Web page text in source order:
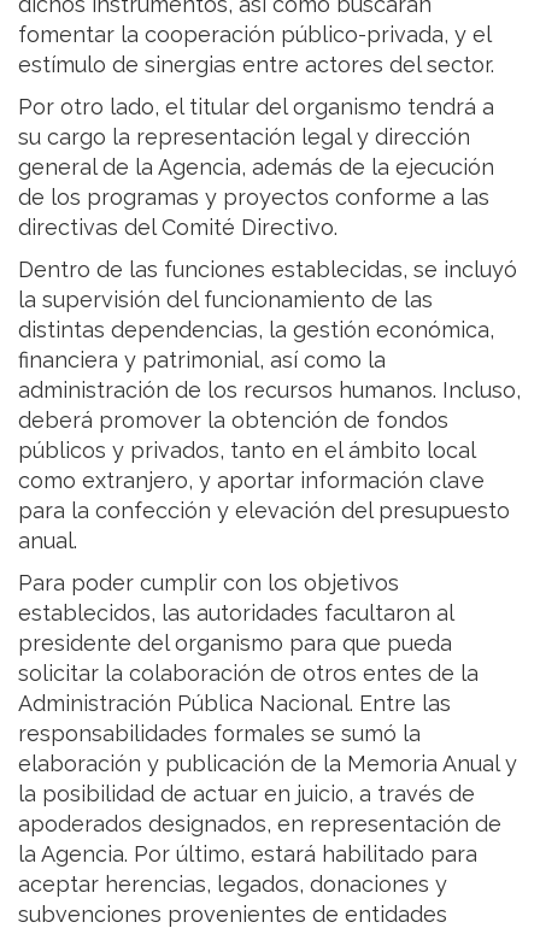
fomentar la cooperación público-privada, y el
estímulo de sinergias entre actores del sector.
Por otro lado, el titular del organismo tendrá a
su cargo la representación legal y dirección
general de la Agencia, además de la ejecución
de los programas y proyectos conforme a las
directivas del Comité Directivo.
Dentro de las funciones establecidas, se incluyó
la supervisión del funcionamiento de las
distintas dependencias, la gestión económica,
financiera y patrimonial, así como la
administración de los recursos humanos. Incluso,
deberá promover la obtención de fondos
públicos y privados, tanto en el ámbito local
como extranjero, y aportar información clave
para la confección y elevación del presupuesto
anual.
Para poder cumplir con los objetivos
establecidos, las autoridades facultaron al
presidente del organismo para que pueda
solicitar la colaboración de otros entes de la
Administración Pública Nacional. Entre las
responsabilidades formales se sumó la
elaboración y publicación de la Memoria Anual y
la posibilidad de actuar en juicio, a través de
apoderados designados, en representación de
la Agencia. Por último, estará habilitado para
aceptar herencias, legados, donaciones y
subvenciones provenientes de entidades